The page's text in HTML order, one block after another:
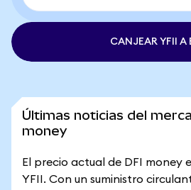
CANJEAR YFII A
Últimas noticias del
money
El precio actual de DFI money
YFII. Con un suministro